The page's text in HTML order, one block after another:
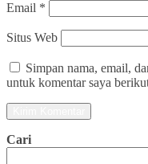
Email *
Situs Web
Simpan nama, email,
untuk komentar saya
Cari